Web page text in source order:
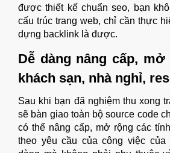
được thiết kế chuẩn seo, bạn
cấu trúc trang web, chỉ cần thực
dựng backlink là được.
Dễ dàng nâng cấp,
khách sạn, nhà nghỉ,
Sau khi bạn đã nghiệm thu xong
sẽ bàn giao toàn bộ source code
có thể nâng cấp, mở rộng các
theo yêu cầu của công việc của